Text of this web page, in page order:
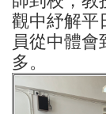
觀中紓解平
員從中體會
多。